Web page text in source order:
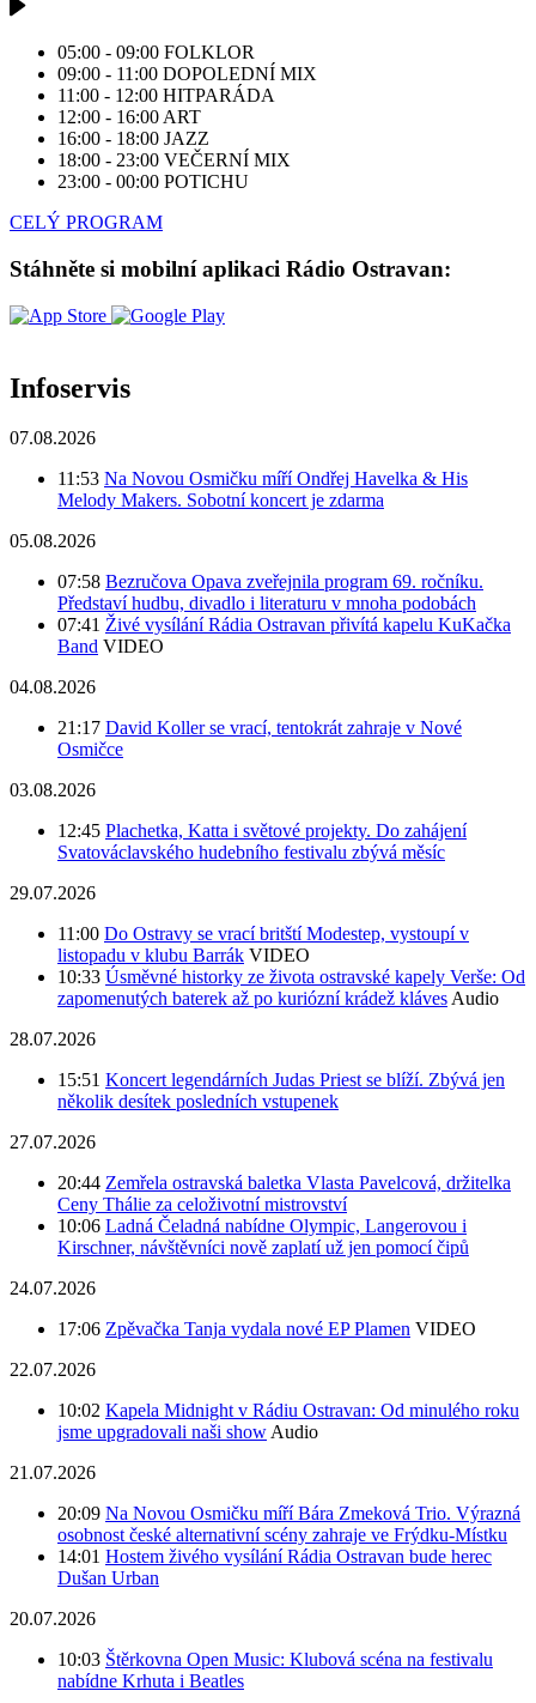
05:00 - 09:00 FOLKLOR
09:00 - 11:00 DOPOLEDNÍ MIX
11:00 - 12:00 HITPARÁDA
12:00 - 16:00 ART
16:00 - 18:00 JAZZ
18:00 - 23:00 VEČERNÍ MIX
23:00 - 00:00 POTICHU
CELÝ PROGRAM
Stáhněte si mobilní aplikaci Rádio Ostravan:
Infoservis
07.08.2026
11:53 Na Novou Osmičku míří Ondřej Havelka & His
Melody Makers. Sobotní koncert je zdarma
05.08.2026
07:58 Bezručova Opava zveřejnila program 69. ročníku.
Představí hudbu, divadlo i literaturu v mnoha podobách
07:41 Živé vysílání Rádia Ostravan přivítá kapelu KuKačka
Band VIDEO
04.08.2026
21:17 David Koller se vrací, tentokrát zahraje v Nové
Osmičce
03.08.2026
12:45 Plachetka, Katta i světové projekty. Do zahájení
Svatováclavského hudebního festivalu zbývá měsíc
29.07.2026
11:00 Do Ostravy se vrací britští Modestep, vystoupí v
listopadu v klubu Barrák VIDEO
10:33 Úsměvné historky ze života ostravské kapely Verše: Od
zapomenutých baterek až po kuriózní krádež klávesAudio
28.07.2026
15:51 Koncert legendárních Judas Priest se blíží. Zbývá jen
několik desítek posledních vstupenek
27.07.2026
20:44 Zemřela ostravská baletka Vlasta Pavelcová, držitelka
Ceny Thálie za celoživotní mistrovství
10:06 Ladná Čeladná nabídne Olympic, Langerovou i
Kirschner, návštěvníci nově zaplatí už jen pomocí čipů
24.07.2026
17:06 Zpěvačka Tanja vydala nové EP Plamen VIDEO
22.07.2026
10:02 Kapela Midnight v Rádiu Ostravan: Od minulého roku
jsme upgradovali naši showAudio
21.07.2026
20:09 Na Novou Osmičku míří Bára Zmeková Trio. Výrazná
osobnost české alternativní scény zahraje ve Frýdku-Místku
14:01 Hostem živého vysílání Rádia Ostravan bude herec
Dušan Urban
20.07.2026
10:03 Štěrkovna Open Music: Klubová scéna na festivalu
nabídne Krhuta i Beatles